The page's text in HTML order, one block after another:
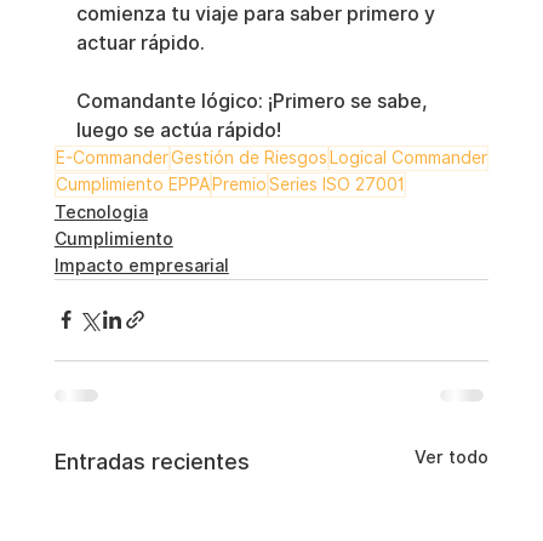
comienza tu viaje para saber primero y
actuar rápido.
Comandante lógico: ¡Primero se sabe,
luego se actúa rápido!
E-CommanderGestión de Riesgos Logical Commander
Cumplimiento EPPA PremioSeries ISO 27001
Tecnologia
Cumplimiento
Impacto empresarial
Entradas recientes Ver todo